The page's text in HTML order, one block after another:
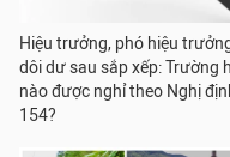
Hiệu trưởng, phó hiệu
dôi dư sau sắp xếp: Trường
nào được nghỉ theo Nghị
154?